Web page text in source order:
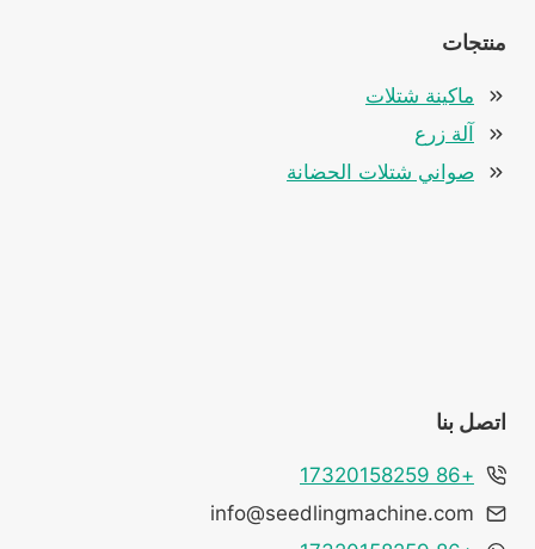
منتجات
ماكينة شتلات
آلة زرع
صواني شتلات الحضانة
اتصل بنا
+86 17320158259
info@seedlingmachine.com
Chat